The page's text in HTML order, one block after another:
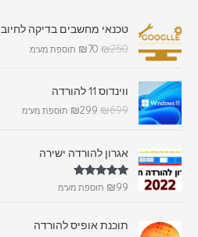
טכנאי מחשבים בדיקה לחיוב 70 ₪
₪250
₪70 תוספת מע"מ
ווינדוס 11 להורדה
₪699
₪299 תוספת מע"מ
אגרון להורדה ישירה
דורג 5.00 ₪99 תוספת מע"מ
תוכנת אופיס להורדה